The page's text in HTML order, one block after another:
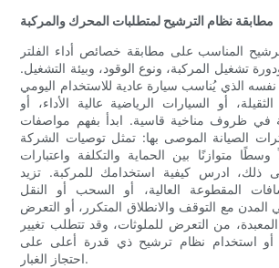
مطابقة نظام الترشيح لمتطلبات المحرك والمركبة
المناسب على مطابقة خصائص أداء الفلتر
تشغيل المركبة، ونوع الوقود، وبيئة التشغيل.
الذي يُناسب سيارة عادية للاستخدام اليومي
أو السيارات الرياضية عالية الأداء، أو
في ظروف مناخية قاسية. ابدأ بفهم مواصفات
الصيانة الموصى بها: تمثل توصيات الشركة
وسطًا متوازنًا بين الحماية والتكلفة واعتبارات
ذلك، ادرس كيفية استخدامك للمركبة. تزيد
المقطوعة العالية، أو السحب أو النقل
المدن مع التوقف والانطلاق المتكرر، أو التعرض
من التعرض للملوثات، وقد تتطلب تغيير
أو استخدام نظام ترشيح ذي قدرة أعلى على
احتجاز الغبار.